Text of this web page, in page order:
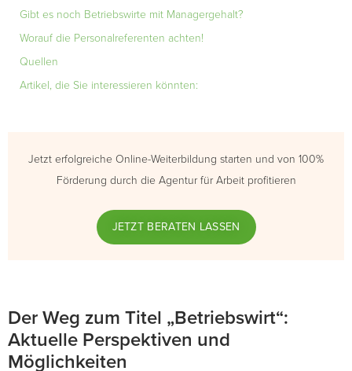
Gibt es noch Betriebswirte mit Managergehalt?
Worauf die Personalreferenten achten!
Quellen
Artikel, die Sie interessieren könnten:
Jetzt erfolgreiche Online-Weiterbildung starten und von 100%
Förderung durch die Agentur für Arbeit profitieren
JETZT BERATEN LASSEN
Der Weg zum Titel „Betriebswirt“:
Aktuelle Perspektiven und
Möglichkeiten